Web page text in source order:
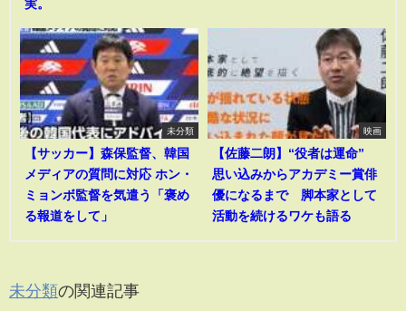
実。
未分類
【サッカー】森保監督、韓国
メディアの質問に対応 ホン・
ミョンボ監督を気遣う「褒め
る報道をして」
映画
【佐藤二朗】“役者は運命”
思い込みからアカデミー賞俳
優になるまで 脚本家として
活動を続けるワケも語る
未分類の関連記事